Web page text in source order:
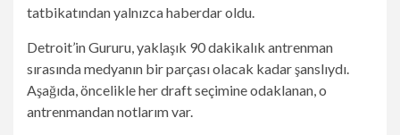
tatbikatından yalnızca haberdar oldu.
Detroit’in Gururu, yaklaşık 90 dakikalık antrenman
sırasında medyanın bir parçası olacak kadar şanslıydı.
Aşağıda, öncelikle her draft seçimine odaklanan, o
antrenmandan notlarım var.